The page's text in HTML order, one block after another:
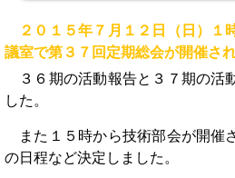
２０１５年７月１２日（日）１
議室で第３７回定期総会が開催され
３６期の活動報告と３７期の活
した。
また１５時から技術部会が開催
の日程など決定しました。